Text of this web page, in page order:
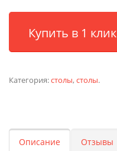
Купить в 1 клик
Категория:столы,столы.
Описание Отзывы